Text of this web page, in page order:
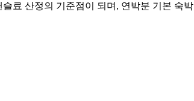
료 산정의 기준점이 되며, 연박분 기본 숙박